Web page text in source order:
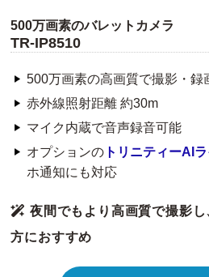
500万画素のバレットカメラ
TR-IP8510
500万画素の高画質で撮影・録
赤外線照射距離 約30m
マイク内蔵で音声録音可能
オプションの トリニティーAIラ
ホ通知にも対応
夜間でもより高画質で撮影
方におすすめ